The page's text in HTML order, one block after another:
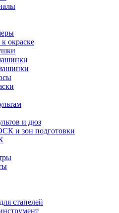
окраске
и дюз
и зон подготовки
стапелей